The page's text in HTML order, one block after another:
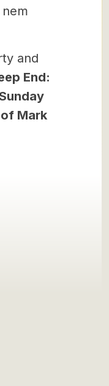
and
End:
Mark